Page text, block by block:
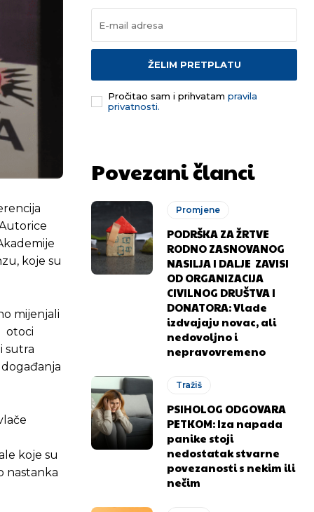
Autorice
koje su
mijenjali
otoci
sutra
koje su
nastanka
ŽELIM PRETPLATU
Pročitao sam i prihvatam pravila
privatnosti.
Povezani članci
Promjene
PODRŠKA ZA ŽRTVE
RODNO ZASNOVANOG
NASILJA I DALJE ZAVISI
OD ORGANIZACIJA
CIVILNOG DRUŠTVA I
DONATORA: Vlade
izdvajaju novac, ali
nedovoljno i
nepravovremeno
Tražiš
PSIHOLOG ODGOVARA
PETKOM: Iza napada
panike stoji
nedostatak stvarne
povezanosti s nekim ili
nečim